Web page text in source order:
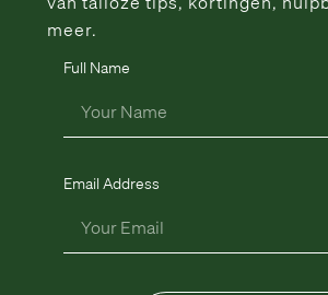
meer.
Full Name
Email Address